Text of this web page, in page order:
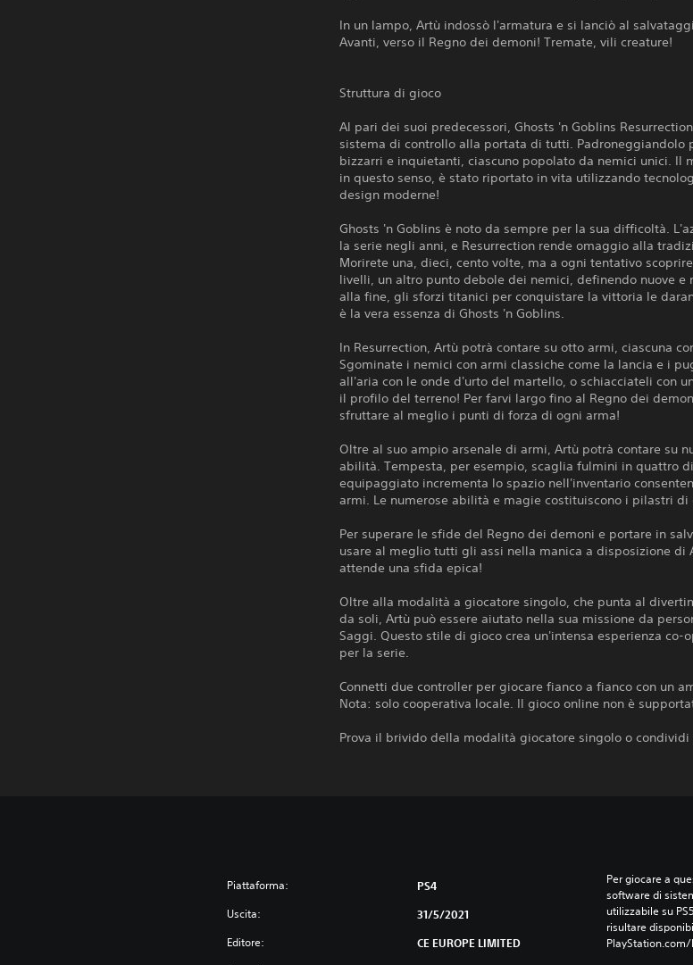
In un lampo, Artù indossò l'armatura e si lanciò al
Avanti, verso il Regno dei demoni! Tremate, vili creature!
Struttura di gioco
Al pari dei suoi predecessori, Ghosts 'n Goblins
sistema di controllo alla portata di tutti. Padroneggiandolo
bizzarri e inquietanti, ciascuno popolato da nemici unici. Il
in questo senso, è stato riportato in vita utilizzando
design moderne!
Ghosts 'n Goblins è noto da sempre per la sua difficoltà.
la serie negli anni, e Resurrection rende omaggio alla
Morirete una, dieci, cento volte, ma a ogni tentativo
livelli, un altro punto debole dei nemici, definendo nuove
alla fine, gli sforzi titanici per conquistare la vittoria le
è la vera essenza di Ghosts 'n Goblins.
In Resurrection, Artù potrà contare su otto armi, ciascuna
Sgominate i nemici con armi classiche come la lancia e i
all'aria con le onde d'urto del martello, o schiacciateli con
il profilo del terreno! Per farvi largo fino al Regno dei
sfruttare al meglio i punti di forza di ogni arma!
Oltre al suo ampio arsenale di armi, Artù potrà contare su
abilità. Tempesta, per esempio, scaglia fulmini in quattro
equipaggiato incrementa lo spazio nell'inventario
armi. Le numerose abilità e magie costituiscono i pilastri
Per superare le sfide del Regno dei demoni e portare in
usare al meglio tutti gli assi nella manica a disposizione di
attende una sfida epica!
Oltre alla modalità a giocatore singolo, che punta al
da soli, Artù può essere aiutato nella sua missione da
Saggi. Questo stile di gioco crea un'intensa esperienza co-
per la serie.
Connetti due controller per giocare fianco a fianco con un
Nota: solo cooperativa locale. Il gioco online non è
Prova il brivido della modalità giocatore singolo o
Piattaforma: PS4
Uscita: 31/5/2021
Editore: CE EUROPE LIMITED
Per giocare a
software di
utilizzabile su
risultare